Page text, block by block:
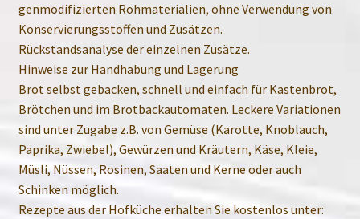
genmodifizierten Rohmaterialien, ohne Verwendung von
Konservierungsstoffen und Zusätzen.
Rückstandsanalyse der einzelnen Zusätze.
Hinweise zur Handhabung und Lagerung
Brot selbst gebacken, schnell und einfach für Kastenbrot,
Brötchen und im Brotbackautomaten. Leckere Variationen
sind unter Zugabe z.B. von Gemüse (Karotte, Knoblauch,
Paprika, Zwiebel), Gewürzen und Kräutern, Käse, Kleie,
Müsli, Nüssen, Rosinen, Saaten und Kerne oder auch
Schinken möglich.
Rezepte aus der Hofküche erhalten Sie kostenlos unter: